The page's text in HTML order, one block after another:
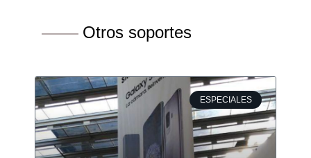
Otros soportes
ESPECIALES